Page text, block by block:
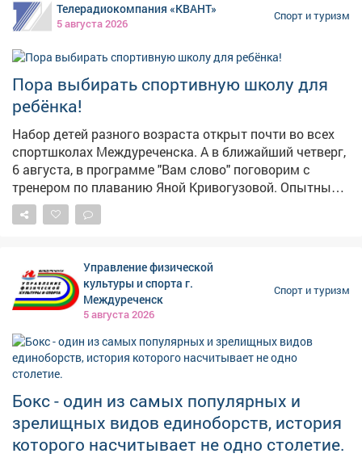
На данный момент необходимо усиление атакующих
рядов. Болельщиков интересует судьба Марка Вербы
и Дмитрия Соколова, которые до сих пор не
присоединились к команде. Видимо, находятся в
поиске лучшей доли. Выйдя из отпуска, практически
сразу расстался с командой защитник Лев Стариков.
Он перешел в систему омского «Авангарда» в обмен
на денежную компенсацию с перспективой заиграть в
КХЛ. «Металлург», напомним, всю предсезонку
проведёт в Новокузнецке, в конце августа примет
участие в турнире в Санкт-Петербурге, где проведет 4
матча. Главная цель остаётся прежней - кубок
чемпиона России. Тем временем, у «Металлурга» в
Буквально накануне обнародования календаря о
своём снятии с чемпионата объявил клуб «Челны».
Причина банальная - нехватка финансов. Ранее от
участия в сезоне отказались «Ростов» и «Торпедо-
Горький». На данный момент в лиге осталось 30
команд. А ответственные лица в срочном порядке
перекраивают календарь. #новости10канала
Телерадиокомпания «КВАНТ»
5 августа 2026
Спорт и туризм
Пора выбирать спортивную школу для
ребёнка!
Набор детей разного возраста открыт почти во всех
спортшколах Междуреченска. А в ближайший четверг,
6 августа, в программе "Вам слово" поговорим с
тренером по плаванию Яной Кривогузовой. Опытный
наставник расскажет, кому показан этот вид спорта и
что нужно, чтобы воспитать настоящего чемпиона. Не
Управление физической
культуры и спорта г.
Междуреченск
5 августа 2026
Спорт и туризм
Бокс - один из самых популярных и
зрелищных видов единоборств, история
которого насчитывает не одно столетие.